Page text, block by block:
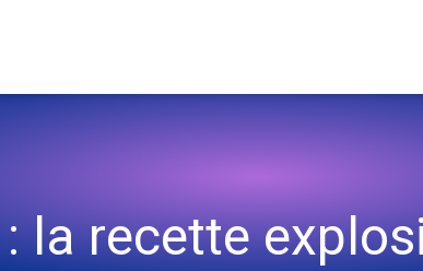
la recette
plus tarder !